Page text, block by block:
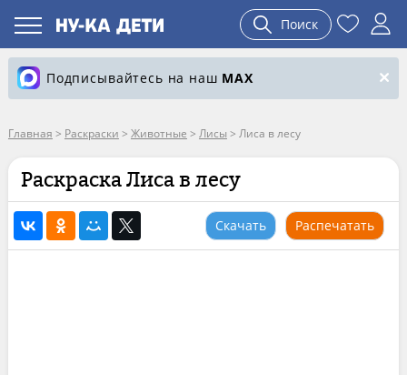
Поиск
Подписывайтесь на наш MAX
Главная > Раскраски > Животные > Лисы > Лиса в лесу
Раскраска Лиса в лесу
Скачать Распечатать